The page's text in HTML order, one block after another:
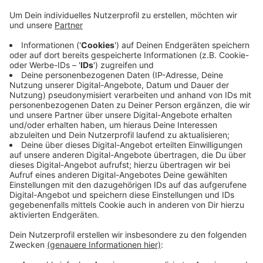
von seinen spielerischen Qualitäten überzeugt und
in den Gesprächen gezeigt, dass er sehr
ambitioniert ist. Wir freuen uns, Vincent für die
neue Saison für uns gewonnen zu haben“, so
Alemannia-Geschäftsführer Sascha Eller.
In der aktuellen Saison hat der 24-Jährige sechs
Tore selbst geschossen und sechs weitere
vorbereitet.
Veröffentlicht:Montag, 24.04.2023 18:06
Anzeige